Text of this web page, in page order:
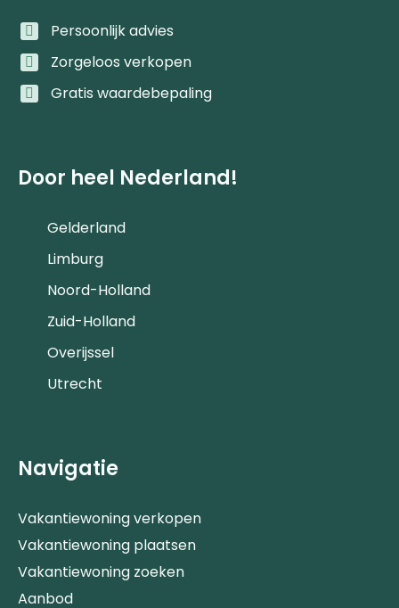
Persoonlijk advies
Zorgeloos verkopen
Gratis waardebepaling
Door heel Nederland!
Gelderland
Limburg
Noord-Holland
Zuid-Holland
Overijssel
Utrecht
Navigatie
Vakantiewoning verkopen
Vakantiewoning plaatsen
Vakantiewoning zoeken
Aanbod